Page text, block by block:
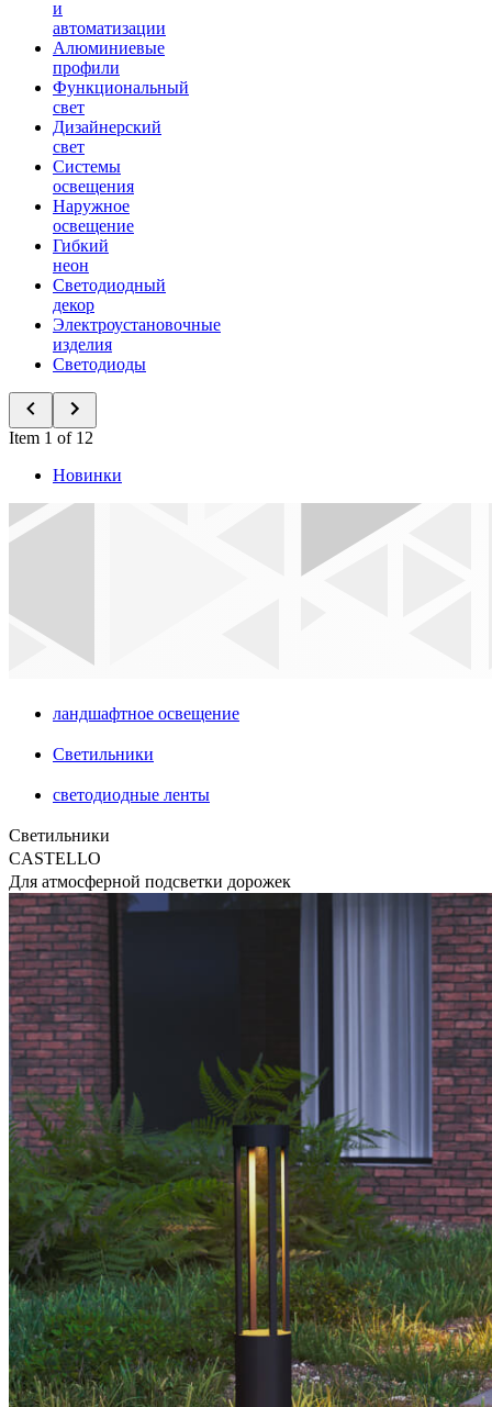
и
автоматизации
Алюминиевые
профили
Функциональный
свет
Дизайнерский
свет
Системы
освещения
Наружное
освещение
Гибкий
неон
Светодиодный
декор
Электроустановочные
изделия
Светодиоды
Item 1 of 12
Новинки
ландшафтное освещение
Светильники
светодиодные ленты
Светильники
CASTELLO
Для атмосферной подсветки дорожек